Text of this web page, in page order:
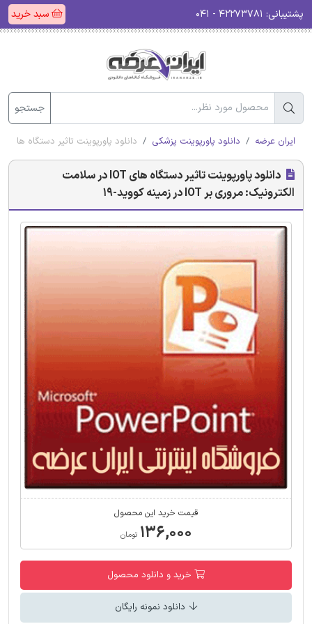
پشتیبانی: سبد خرید
جستجو
ایران عرضه دانلود پاورپوینت پزشکی دانلود پاورپوینت تاثیر دستگاه های IOT در سلامت الکترونیک: مروری بر IOT در زمینه کووید-19
دانلود پاورپوینت تاثیر دستگاه های IOT در سلامت
الکترونیک: مروری بر IOT در زمینه کووید-19
قیمت خرید این محصول
۱۳۶,۰۰۰ تومان
خرید و دانلود محصول
دانلود نمونه رایگان